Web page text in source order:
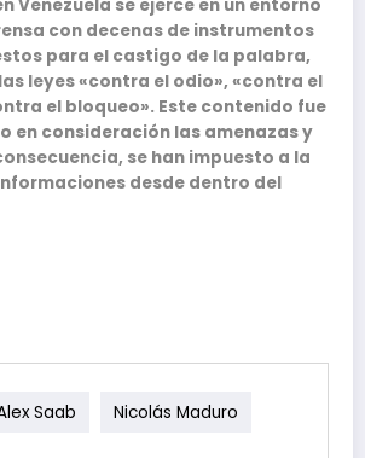
Venezuela se ejerce en un entorno
con decenas de instrumentos
para el castigo de la palabra,
leyes «contra el odio», «contra el
el bloqueo». Este contenido fue
en consideración las amenazas y
se han impuesto a la
desde dentro del
Saab Nicolás Maduro